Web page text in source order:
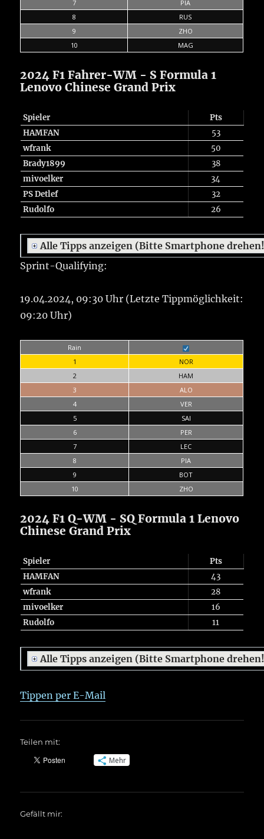
7
PIA
8
RUS
9
ZHO
10
MAG
2024 F1 Fahrer-WM - S Formula 1
Lenovo Chinese Grand Prix
Spieler
Pts
HAMFAN
53
wfrank
50
Brady1899
38
mivoelker
34
PS Detlef
32
Rudolfo
26
Alle Tipps anzeigen (Bitte Smartphone
Sprint-Qualifying:
19.04.2024, 09:30 Uhr (Letzte Tippmöglichkeit:
09:20 Uhr)
Rain
1
NOR
2
HAM
3
ALO
4
VER
5
SAI
6
PER
7
LEC
8
PIA
9
BOT
10
ZHO
2024 F1 Q-WM - SQ Formula 1 Lenovo
Chinese Grand Prix
Spieler
Pts
HAMFAN
43
wfrank
28
mivoelker
16
Rudolfo
11
Alle Tipps anzeigen (Bitte Smartphone
Tippen per E-Mail
Teilen mit:
Mehr
Gefällt mir: